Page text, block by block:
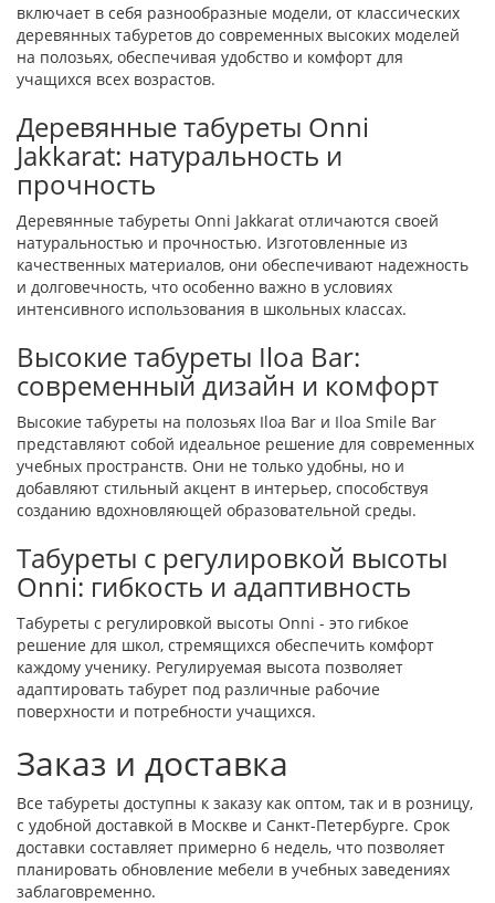
включает в себя разнообразные модели, от классических
деревянных табуретов до современных высоких моделей
на полозьях, обеспечивая удобство и комфорт для
учащихся всех возрастов.
Деревянные табуреты Onni
Jakkarat: натуральность и
прочность
Деревянные табуреты Onni Jakkarat отличаются своей
натуральностью и прочностью. Изготовленные из
качественных материалов, они обеспечивают надежность
и долговечность, что особенно важно в условиях
интенсивного использования в школьных классах.
Высокие табуреты Iloa Bar:
современный дизайн и комфорт
Высокие табуреты на полозьях Iloa Bar и Iloa Smile Bar
представляют собой идеальное решение для современных
учебных пространств. Они не только удобны, но и
добавляют стильный акцент в интерьер, способствуя
созданию вдохновляющей образовательной среды.
Табуреты с регулировкой высоты
Onni: гибкость и адаптивность
Табуреты с регулировкой высоты Onni - это гибкое
решение для школ, стремящихся обеспечить комфорт
каждому ученику. Регулируемая высота позволяет
адаптировать табурет под различные рабочие
поверхности и потребности учащихся.
Заказ и доставка
Все табуреты доступны к заказу как оптом, так и в розницу,
с удобной доставкой в Москве и Санкт-Петербурге. Срок
доставки составляет примерно 6 недель, что позволяет
планировать обновление мебели в учебных заведениях
заблаговременно.